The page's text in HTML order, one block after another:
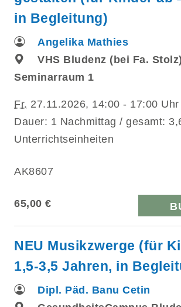
in Begleitung)
Angelika Mathies
VHS Bludenz (bei Fa.
Seminarraum 1
Fr. 27.11.2026, 14:00 - 17:00 Uhr
Dauer: 1 Nachmittag / gesamt:
Unterrichtseinheiten
AK8607
65,00 €
NEU Musikzwerge (für
1,5-3,5 Jahren, in
Dipl. Päd. Banu Cetin